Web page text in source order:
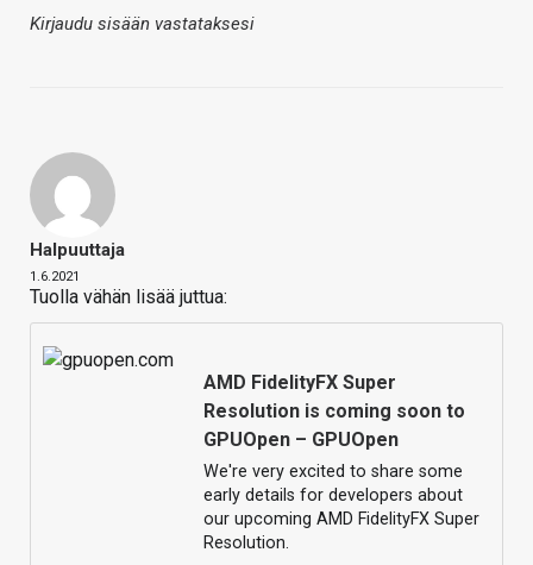
Kirjaudu sisään vastataksesi
Halpuuttaja
1.6.2021
Tuolla vähän lisää juttua:
AMD FidelityFX Super
Resolution is coming soon to
GPUOpen – GPUOpen
We're very excited to share some
early details for developers about
our upcoming AMD FidelityFX Super
Resolution.